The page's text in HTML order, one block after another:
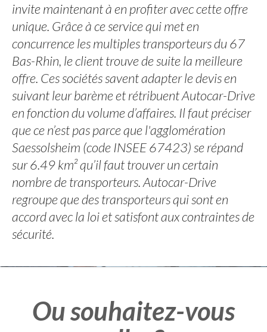
invite maintenant à en profiter avec cette offre
unique. Grâce à ce service qui met en
concurrence les multiples transporteurs du 67
Bas-Rhin, le client trouve de suite la meilleure
offre. Ces sociétés savent adapter le devis en
suivant leur barème et rétribuent Autocar-Drive
en fonction du volume d’affaires. Il faut préciser
que ce n’est pas parce que l'agglomération
Saessolsheim (code INSEE 67423) se répand
sur 6.49 km² qu’il faut trouver un certain
nombre de transporteurs. Autocar-Drive
regroupe que des transporteurs qui sont en
accord avec la loi et satisfont aux contraintes de
sécurité.
Ou souhaitez-vous